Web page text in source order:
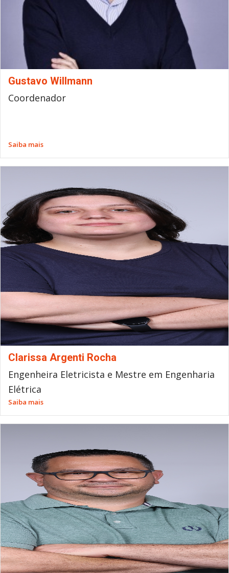
Gustavo Willmann
Coordenador
Saiba mais
Clarissa Argenti Rocha
Engenheira Eletricista e Mestre em Engenharia
Elétrica
Saiba mais